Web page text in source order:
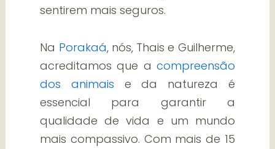
sentirem mais seguros.
Na Porakaá, nós, Thais e Guilherme,
acreditamos que a compreensão
dos animais e da natureza é
essencial para garantir a
qualidade de vida e um mundo
mais compassivo. Com mais de 15